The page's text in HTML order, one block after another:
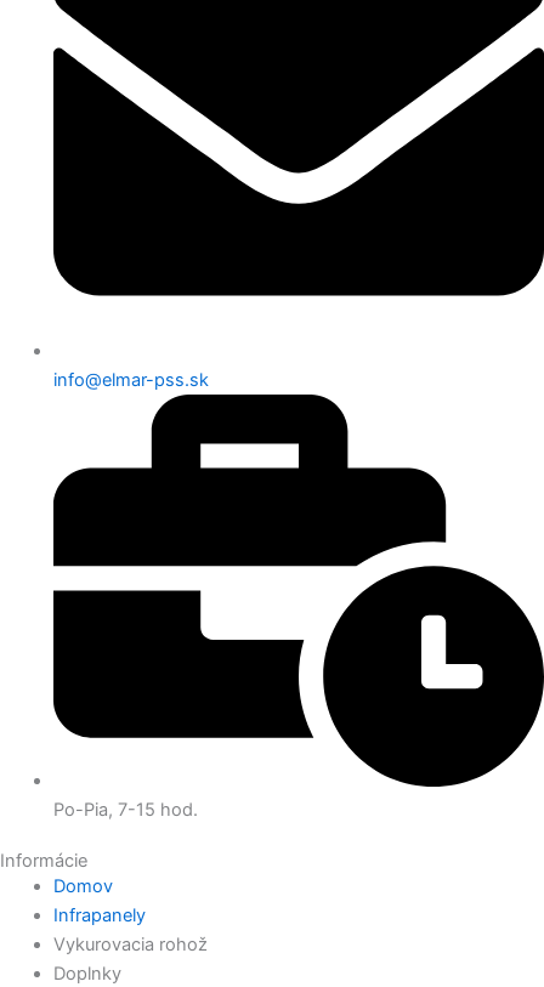
info@elmar-pss.sk
Po-Pia, 7-15 hod.
Informácie
Domov
Infrapanely
Vykurovacia rohož
Doplnky